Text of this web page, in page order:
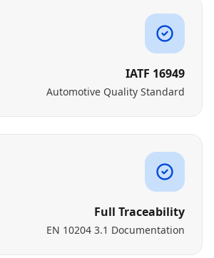
IATF 16949
Automotive Quality Standard
Full Traceability
EN 10204 3.1 Documentation